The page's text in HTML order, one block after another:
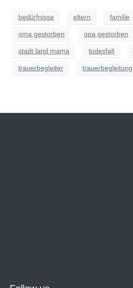
bedürfnisse eltern familie
oma gestorben opa gestorben
stadt land mama todesfall
trauerbegleiter trauerbegleitung